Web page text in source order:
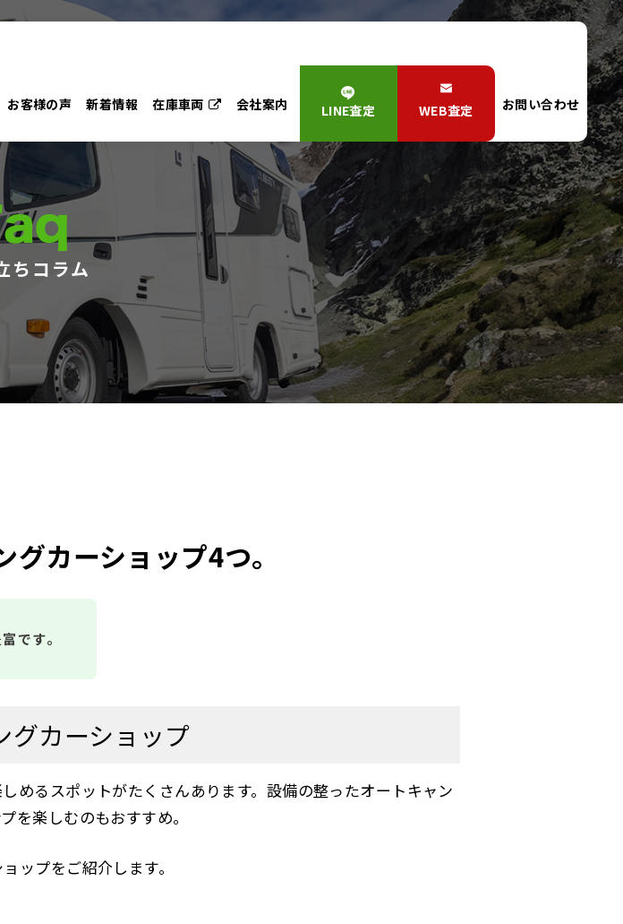
お客様の声 新着情報 在庫車両 会社案内 LINE査定 WEB査定 お問い合わせ
ちコラム
カーショップ4つ。
です。
グカーショップ
めるスポットがたくさんあります。設備の整ったオートキャン
を楽しむのもおすすめ。
ップをご紹介します。